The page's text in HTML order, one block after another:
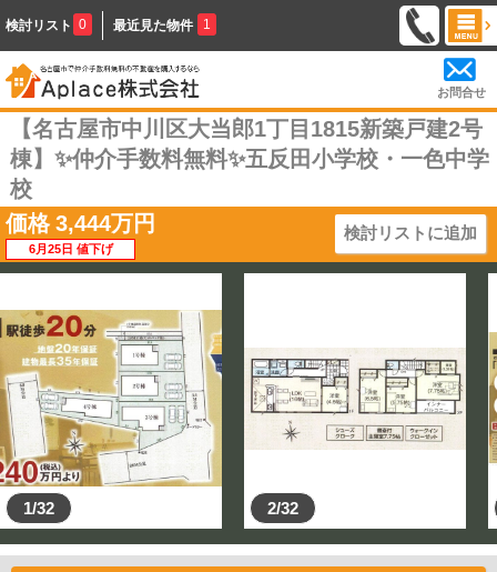
検討リスト 0 最近見た物件 1
お問合せ
【名古屋市中川区大当郎1丁目1815新築戸建2号
棟】✨️仲介手数料無料✨️五反田小学校・一色中学
校
価格 3,444万円
6月25日 値下げ
検討リストに追加
1/32 2/32